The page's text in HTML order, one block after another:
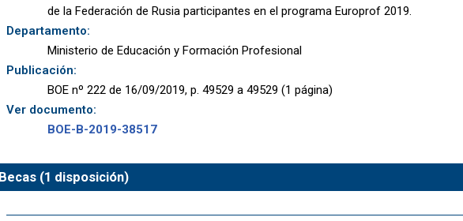
de la Federación de Rusia participantes en el programa Europrof 2019.
Departamento:
Ministerio de Educación y Formación Profesional
Publicación:
BOE nº 222 de 16/09/2019, p. 49529 a 49529 (1 página)
Ver documento:
BOE-B-2019-38517
Becas (1 disposición)